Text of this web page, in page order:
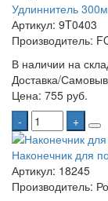
Удлиннитель
Артикул: 9T0403
Производитель:
В наличии на
Доставка/
Цена: 755 руб.
-
+
Наконечник для
Артикул: 18245
Производитель: